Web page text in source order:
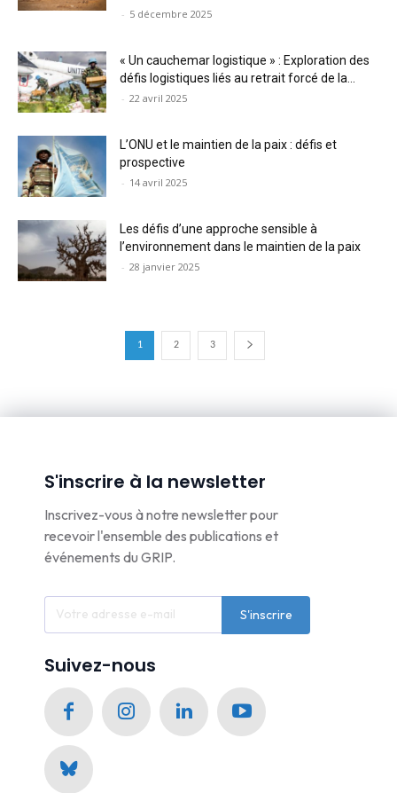
- 5 décembre 2025
« Un cauchemar logistique » : Exploration des
défis logistiques liés au retrait forcé de la...
- 22 avril 2025
L’ONU et le maintien de la paix : défis et
prospective
- 14 avril 2025
Les défis d’une approche sensible à
l’environnement dans le maintien de la paix
- 28 janvier 2025
1 2 3
S'inscrire à la newsletter
Inscrivez-vous à notre newsletter pour
recevoir l'ensemble des publications et
événements du GRIP.
S'inscrire
Suivez-nous